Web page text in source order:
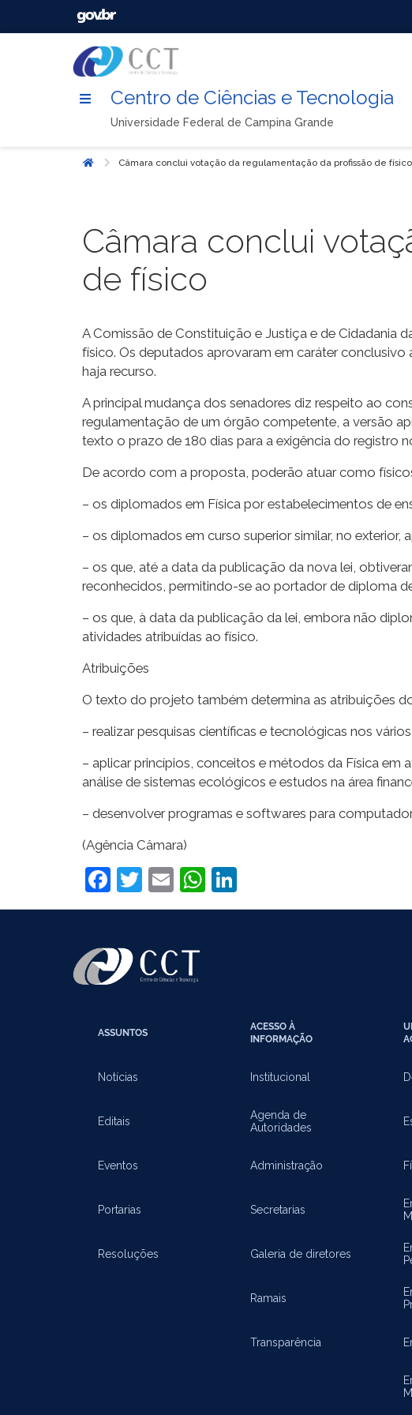
Centro de Ciências e Tecnologia
Universidade Federal de Campina Grande
Início Câmara conclui votação da regulamentação da profissão de físico
Câmara conclui
de físico
A Comissão de Constituição e Justiça e de Cidadania
físico. Os deputados aprovaram em caráter conclusivo
haja recurso.
A principal mudança dos senadores diz respeito ao
regulamentação de um órgão competente, a versão
texto o prazo de 180 dias para a exigência do registro
De acordo com a proposta, poderão atuar como
– os diplomados em Física por estabelecimentos de
– os diplomados em curso superior similar, no
– os que, até a data da publicação da nova lei,
reconhecidos, permitindo-se ao portador de diploma
– os que, à data da publicação da lei, embora não
atividades atribuídas ao físico.
Atribuições
O texto do projeto também determina as atribuições
– realizar pesquisas científicas e tecnológicas nos
– aplicar princípios, conceitos e métodos da Física em
análise de sistemas ecológicos e estudos na área
– desenvolver programas e softwares para
(Agência Câmara)
Facebook
Twitter
EmailWhatsApp
ASSUNTOS
Notícias
Editais
Eventos
Portarias
Resoluções
ACESSO À
INFORMAÇÃO
Institucional
Agenda de
Autoridades
Administração
Secretarias
Galeria de diretores
Ramais
Transparência